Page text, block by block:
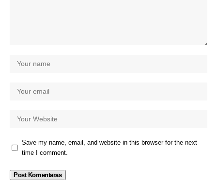
Save my name, email, and website in this browser for the next
time I comment.